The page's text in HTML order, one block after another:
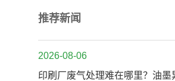
推荐新闻
2026-08-06
印刷厂废气处理难在哪里？油墨